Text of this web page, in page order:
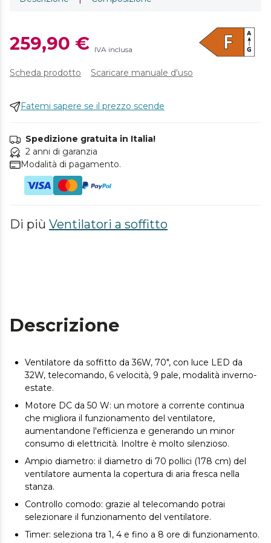
259,90 € IVA inclusa
Scheda prodotto Scaricare manuale d'uso
Fatemi sapere se il prezzo scende
Spedizione gratuita in Italia!
2 anni di garanzia
Modalità di pagamento.
Di più Ventilatori a soffitto
Descrizione
Ventilatore da soffitto da 36W, 70", con luce LED da
32W, telecomando, 6 velocità, 9 pale, modalità inverno-
estate.
Motore DC da 50 W: un motore a corrente continua
che migliora il funzionamento del ventilatore,
aumentandone l'efficienza e generando un minor
consumo di elettricità. Inoltre è molto silenzioso.
Ampio diametro: il diametro di 70 pollici (178 cm) del
ventilatore aumenta la copertura di aria fresca nella
stanza.
Controllo comodo: grazie al telecomando potrai
selezionare il funzionamento del ventilatore.
Timer: seleziona tra 1, 4 e fino a 8 ore di funzionamento.